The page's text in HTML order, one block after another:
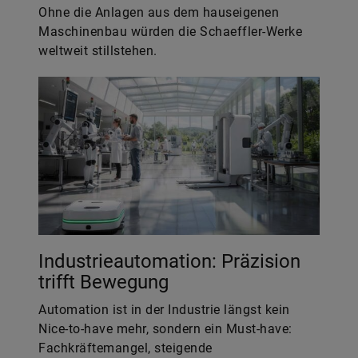
Ohne die Anlagen aus dem hauseigenen
Maschinenbau würden die Schaeffler-Werke
weltweit stillstehen.
Industrieautomation: Präzision
trifft Bewegung
Automation ist in der Industrie längst kein
Nice-to-have mehr, sondern ein Must-have:
Fachkräftemangel, steigende